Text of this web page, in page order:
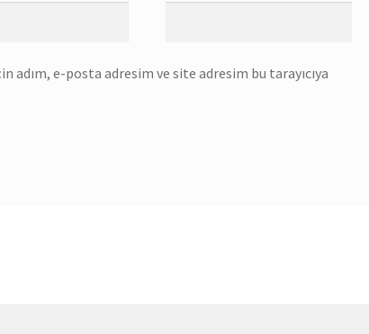
adım, e-posta adresim ve site adresim bu tarayıcıya